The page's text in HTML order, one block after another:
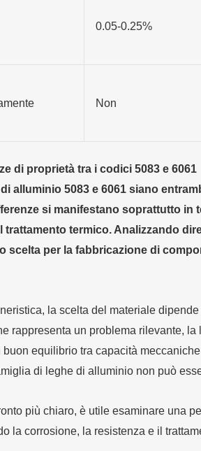
0.05-0.25%
Non
di proprietà tra i codici 5083 e 6061
alluminio 5083 e 6061 siano
si manifestano soprattutto in
trattamento termico. Analizzando
scelta per la fabbricazione di
la scelta del materiale
rappresenta un problema rilevante,
equilibrio tra capacità
di leghe di alluminio non può
più chiaro, è utile esaminare una
la corrosione, la resistenza e il